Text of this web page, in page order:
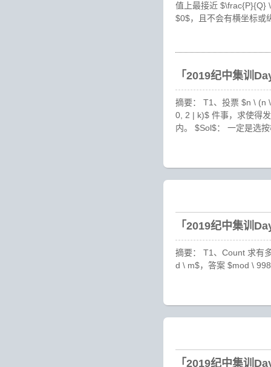
值上最接近 $\frac{P}{Q}
$0$，且不会有横坐标或
「2019纪中集训
摘要： T1、投票 $n \ (n
0, 2 | k)$ 件事，求使得
内。 $Sol$： 一定是选
「2019纪中集训
摘要： T1、Count 求有
d \ m$，答案 $mod \
「2019纪中集训